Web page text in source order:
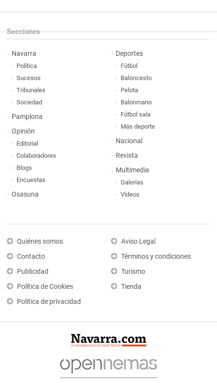
Secciones
Navarra
Política
Sucesos
Tribunales
Sociedad
Pamplona
Opinión
Editorial
Colaboradores
Blogs
Encuestas
Osasuna
Deportes
Fútbol
Baloncesto
Pelota
Balonmano
Fútbol sala
Más deporte
Nacional
Revista
Multimedia
Galerías
Vídeos
Quiénes somos
Contacto
Publicidad
Política de Cookies
Política de privacidad
Aviso Legal
Términos y condiciones
Turismo
Tienda